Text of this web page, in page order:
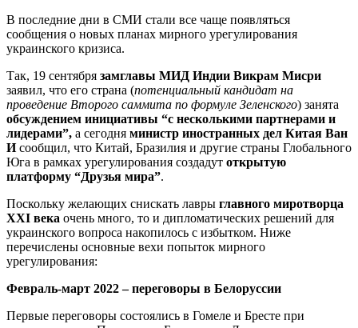
В последние дни в СМИ стали все чаще появляться
сообщения о новых планах мирного урегулирования
украинского кризиса.
Так, 19 сентября замглавы МИД Индии Викрам Мисри
заявил, что его страна (потенциальный кандидат на
проведение Второго саммита по формуле Зеленского) занята
обсуждением инициативы “с несколькими партнерами и
лидерами”, а сегодня министр иностранных дел Китая Ван
Исообщил, что Китай, Бразилия и другие страны Глобального
Юга в рамках урегулирования создадут открытую
платформу “Друзья мира”.
Поскольку желающих снискать лавры главного миротворца
XXI века очень много, то и дипломатических решений для
украинского вопроса накопилось с избытком. Ниже
перечислены основные вехи попыток мирного
урегулирования:
Февраль-март 2022 – переговоры в Белоруссии
Первые переговоры состоялись в Гомеле и Бресте при